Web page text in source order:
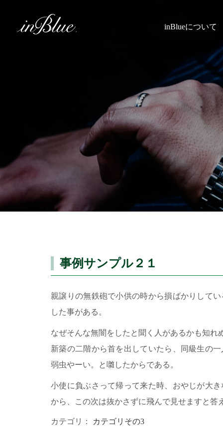
inBlueについて
ヒストリー
理念
トライフープ
着用シーン
こだわり
縫製
Q&A
事例サンプル２１
親譲りの無鉄砲で小供の時から損ばかりして
した事がある。
なぜそんな無闇をしたと聞く人があるかも知れ
新築の二階から首を出していたら、同級生の
弱虫やーい。と囃したからである。
小使に負ぶさって帰って来た時、おやじが大
から、この次は抜かさずに飛んで見せますと答
カテゴリ： カテゴリその3